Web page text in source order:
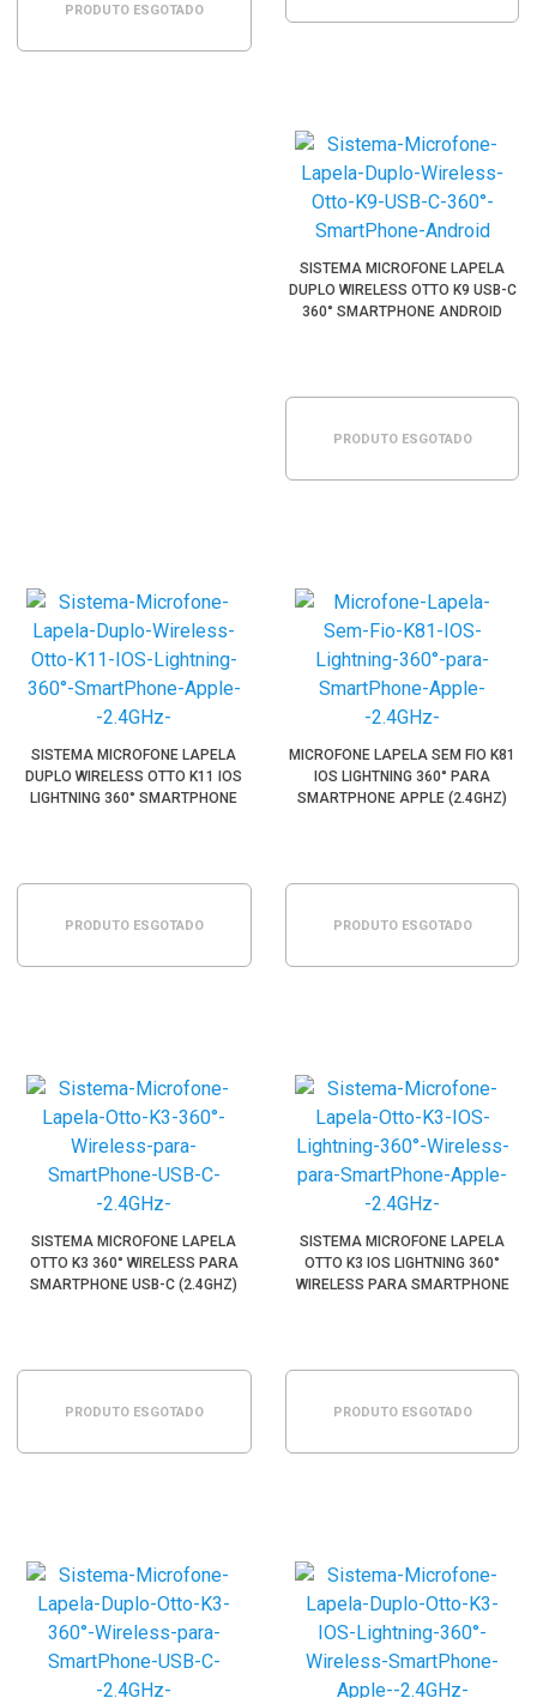
PRODUTO ESGOTADO
SISTEMA MICROFONE LAPELA
DUPLO WIRELESS OTTO K9 USB-C
360° SMARTPHONE ANDROID
PRODUTO ESGOTADO
SISTEMA MICROFONE LAPELA
DUPLO WIRELESS OTTO K11 IOS
LIGHTNING 360° SMARTPHONE
PRODUTO ESGOTADO
MICROFONE LAPELA SEM FIO K81
IOS LIGHTNING 360° PARA
SMARTPHONE APPLE (2.4GHZ)
PRODUTO ESGOTADO
SISTEMA MICROFONE LAPELA
OTTO K3 360° WIRELESS PARA
SMARTPHONE USB-C (2.4GHZ)
PRODUTO ESGOTADO
SISTEMA MICROFONE LAPELA
OTTO K3 IOS LIGHTNING 360°
WIRELESS PARA SMARTPHONE
PRODUTO ESGOTADO